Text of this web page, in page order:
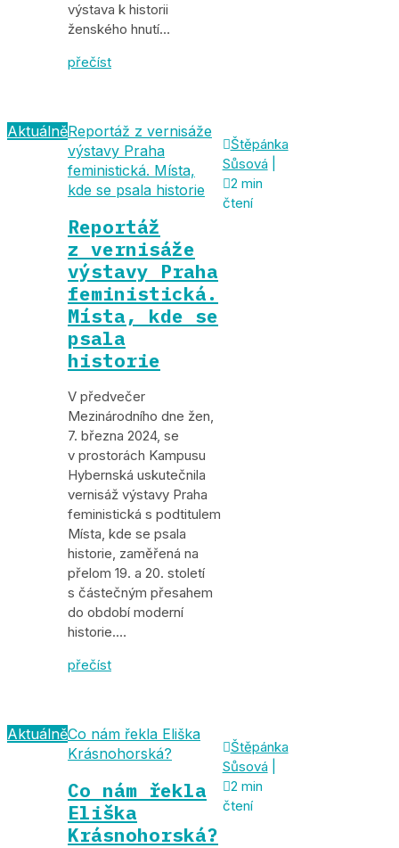
výstava k historii
ženského hnutí…
přečíst
AktuálněReportáž z vernisáže
výstavy Praha
feministická. Místa,
kde se psala historie
Reportáž
z vernisáže
výstavy Praha
feministická.
Místa, kde se
psala
historie
V předvečer
Mezinárodního dne žen,
7. března 2024, se
v prostorách Kampusu
Hybernská uskutečnila
vernisáž výstavy Praha
feministická s podtitulem
Místa, kde se psala
historie, zaměřená na
přelom 19. a 20. století
s částečným přesahem
do období moderní
historie.…
přečíst
Štěpánka
Sůsová
2 min
čtení
AktuálněCo nám řekla Eliška
Krásnohorská?
Co nám řekla
Eliška
Krásnohorská?
Štěpánka
Sůsová
2 min
čtení